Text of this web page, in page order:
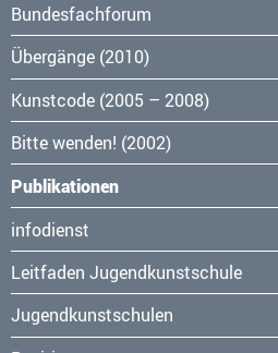
Bundesfachforum
Übergänge (2010)
Kunstcode (2005 – 2008)
Bitte wenden! (2002)
Publikationen
Navigation
überspringen
infodienst
Leitfaden Jugendkunstschule
Jugendkunstschulen